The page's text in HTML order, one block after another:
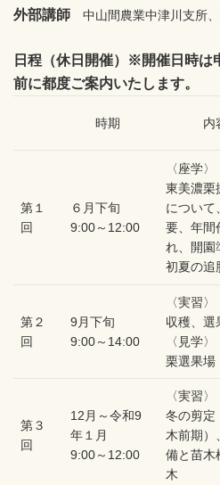
外部講師 中山間農業中津川支所
日程（休日開催）※開催日時は
前に都度ご案内いたします。
時期 内
第１
回
６月下旬
9:00～12:00
〈座学〉
東美濃栗
について
要、年間
れ、開園
初夏の追
第２
回
9月下旬
9:00～14:00
〈実習〉
収穫、選
〈見学〉
栗選果場
第３
回
12月～令和9
年１月
9:00～12:00
〈実習〉
冬の剪定
木前期）
備と苗木
木